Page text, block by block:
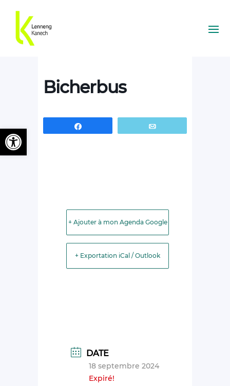
Bicherbus
+ Ajouter à mon Agenda Google
+ Exportation iCal / Outlook
DATE
18 septembre 2024
Expiré!
Ouvrir la barre d’outils